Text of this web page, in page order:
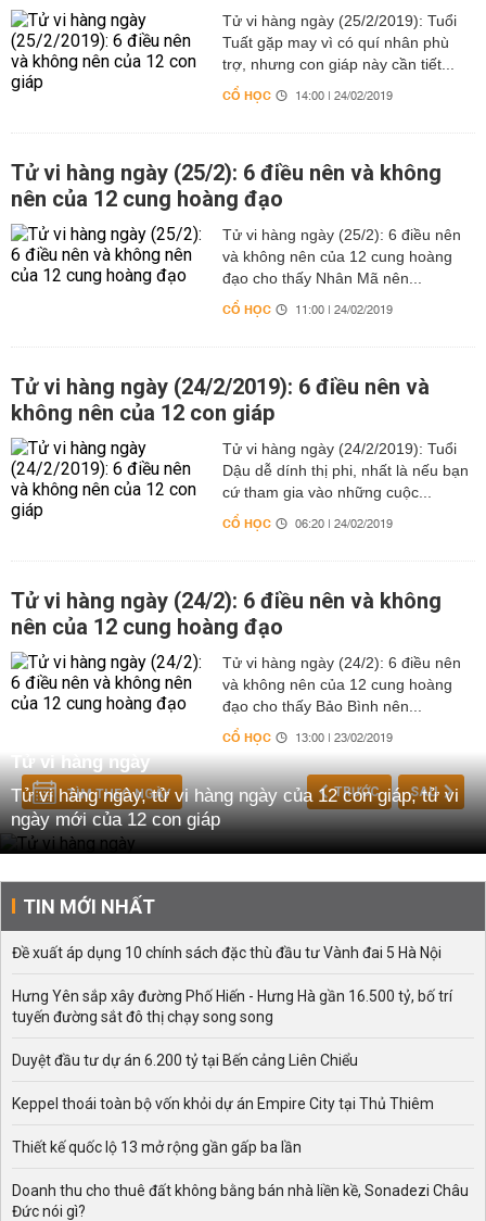
Tử vi hàng ngày (25/2/2019): Tuổi
Tuất gặp may vì có quí nhân phù
trợ, nhưng con giáp này cần tiết...
CỔ HỌC 14:00 | 24/02/2019
Tử vi hàng ngày (25/2): 6 điều nên và không
nên của 12 cung hoàng đạo
Tử vi hàng ngày (25/2): 6 điều nên
và không nên của 12 cung hoàng
đạo cho thấy Nhân Mã nên...
CỔ HỌC 11:00 | 24/02/2019
Tử vi hàng ngày (24/2/2019): 6 điều nên và
không nên của 12 con giáp
Tử vi hàng ngày (24/2/2019): Tuổi
Dậu dễ dính thị phi, nhất là nếu bạn
cứ tham gia vào những cuộc...
CỔ HỌC 06:20 | 24/02/2019
Tử vi hàng ngày (24/2): 6 điều nên và không
nên của 12 cung hoàng đạo
Tử vi hàng ngày (24/2): 6 điều nên
và không nên của 12 cung hoàng
đạo cho thấy Bảo Bình nên...
CỔ HỌC 13:00 | 23/02/2019
TÌM THEO NGÀY TRƯỚC SAU
Tử vi hàng ngày
Tử vi hàng ngày, tử vi hàng ngày của 12 con giáp, tử vi
ngày mới của 12 con giáp
TIN MỚI NHẤT
Đề xuất áp dụng 10 chính sách đặc thù đầu tư Vành đai 5 Hà Nội
Hưng Yên sắp xây đường Phố Hiến - Hưng Hà gần 16.500 tỷ, bố trí
tuyến đường sắt đô thị chạy song song
Duyệt đầu tư dự án 6.200 tỷ tại Bến cảng Liên Chiểu
Keppel thoái toàn bộ vốn khỏi dự án Empire City tại Thủ Thiêm
Thiết kế quốc lộ 13 mở rộng gần gấp ba lần
Doanh thu cho thuê đất không bằng bán nhà liền kề, Sonadezi Châu
Đức nói gì?